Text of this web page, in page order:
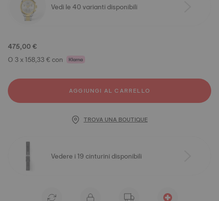
Vedi le 40 varianti disponibili
475,00 €
O 3 x 158,33 € con
AGGIUNGI AL CARRELLO
TROVA UNA BOUTIQUE
Vedere i 19 cinturini disponibili